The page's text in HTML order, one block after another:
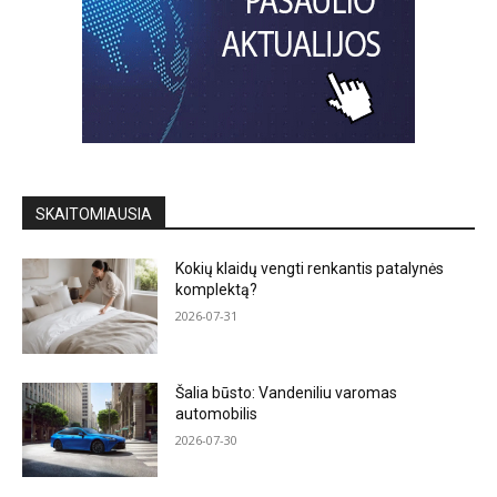
SKAITOMIAUSIA
Kokių klaidų vengti renkantis patalynės
komplektą?
2026-07-31
Šalia būsto: Vandeniliu varomas
automobilis
2026-07-30